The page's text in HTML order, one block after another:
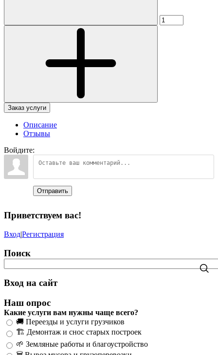
Заказ услуги
Описание
Отзывы
Войдите:
Отправить
Приветствуем вас!
Вход|Регистрация
Поиск
Вход на сайт
Наш опрос
Какие услуги вам нужны чаще всего?
🚚 Переезды и услуги грузчиков
🏗️ Демонтаж и снос старых построек
🌱 Земляные работы и благоустройство